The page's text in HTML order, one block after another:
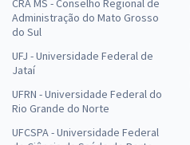
CRA MS - Conselho Regional de
Administração do Mato Grosso
do Sul
UFJ - Universidade Federal de
Jataí
UFRN - Universidade Federal do
Rio Grande do Norte
UFCSPA - Universidade Federal